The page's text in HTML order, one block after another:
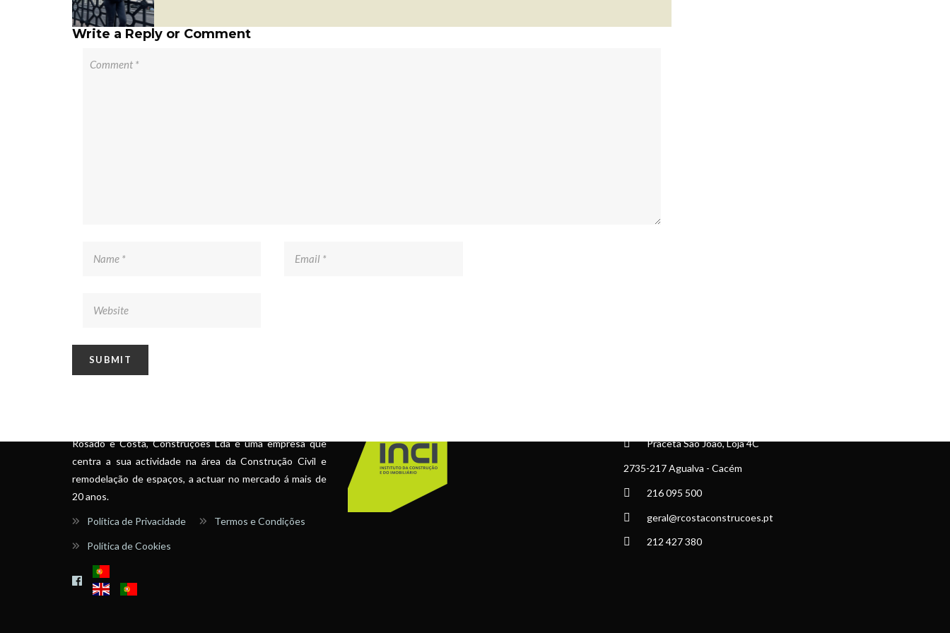
Write a Reply or Comment
Rosado e Costa, Construções Lda é uma empresa que
centra a sua actividade na área da Construção Civil e
remodelação de espaços, a actuar no mercado á mais de
20 anos.
Política de Privacidade Termos e Condições
Política de Cookies
Praceta São João, Loja 4C
2735-217 Agualva - Cacém
216 095 500
geral@rcostaconstrucoes.pt
212 427 380